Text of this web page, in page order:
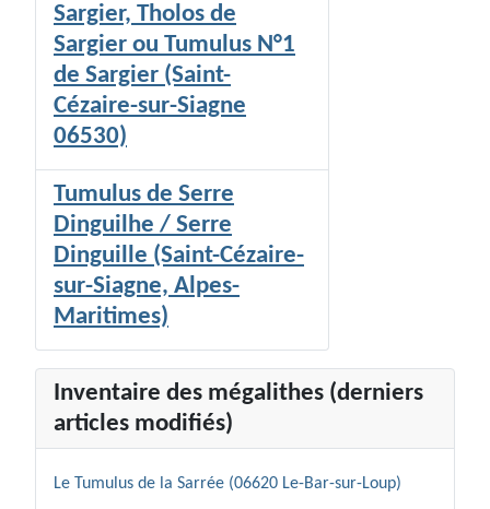
Sargier, Tholos de
Sargier ou Tumulus N°1
de Sargier (Saint-
Cézaire-sur-Siagne
06530)
Tumulus de Serre
Dinguilhe / Serre
Dinguille (Saint-Cézaire-
sur-Siagne, Alpes-
Maritimes)
Inventaire des mégalithes (derniers
articles modifiés)
Le Tumulus de la Sarrée (06620 Le-Bar-sur-Loup)